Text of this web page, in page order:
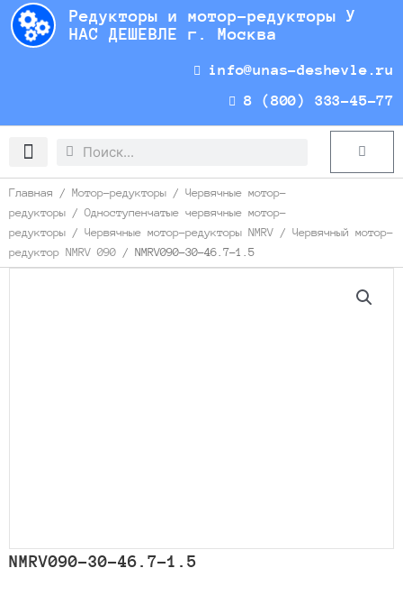
Перейти
содержимому
Редукторы и мотор-редукторы У
НАС ДЕШЕВЛЕ г. Москва
info@unas-deshevle.ru
8 (800) 333-45-77
Search
Search Cart
Главная / Мотор-редукторы / Червячные мотор-
редукторы / Одноступенчатые червячные мотор-
редукторы / Червячные мотор-редукторы NMRV / Червячный мотор-
редуктор NMRV 090 / NMRV090-30-46.7-1.5
NMRV090-30-46.7-1.5